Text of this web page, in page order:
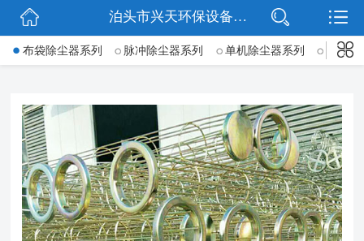
网站首页
新闻动态
产品展示
公司微信
联系我们
泊头市兴天环保设备有限公司
布袋除尘器系列 脉冲除尘器系列 单机除尘器系列 锅炉